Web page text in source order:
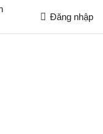
Đăng nhập